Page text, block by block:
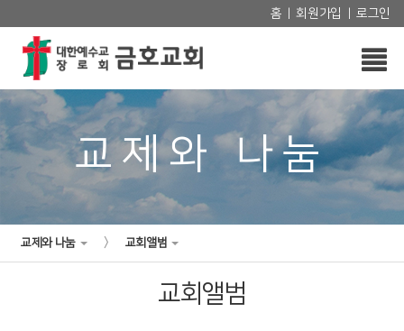
홈 회원가입 로그인
교제와 나눔
교제와 나눔 > 교회앨범
교회앨범